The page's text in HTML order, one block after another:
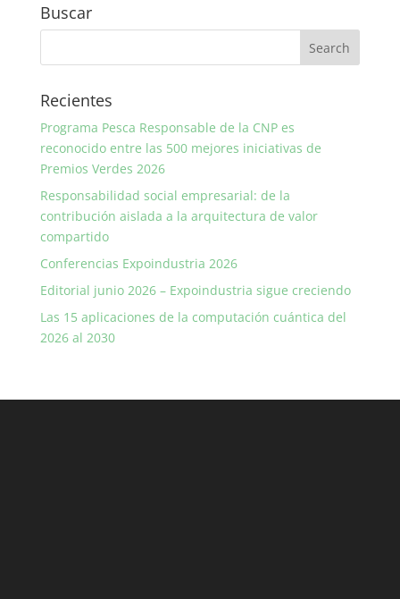
Buscar
Recientes
Programa Pesca Responsable de la CNP es
reconocido entre las 500 mejores iniciativas de
Premios Verdes 2026
Responsabilidad social empresarial: de la
contribución aislada a la arquitectura de valor
compartido
Conferencias Expoindustria 2026
Editorial junio 2026 – Expoindustria sigue creciendo
Las 15 aplicaciones de la computación cuántica del
2026 al 2030